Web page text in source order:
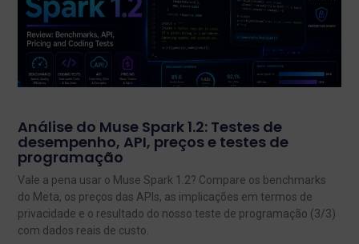
Análise do Muse Spark 1.2: Testes de
desempenho, API, preços e testes de
programação
Vale a pena usar o Muse Spark 1.2? Compare os benchmarks
do Meta, os preços das APIs, as implicações em termos de
privacidade e o resultado do nosso teste de programação (3/3)
com dados reais de custo.